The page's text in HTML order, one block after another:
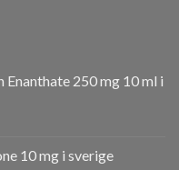
Enanthate 250 mg 10 ml i
10 mg i sverige